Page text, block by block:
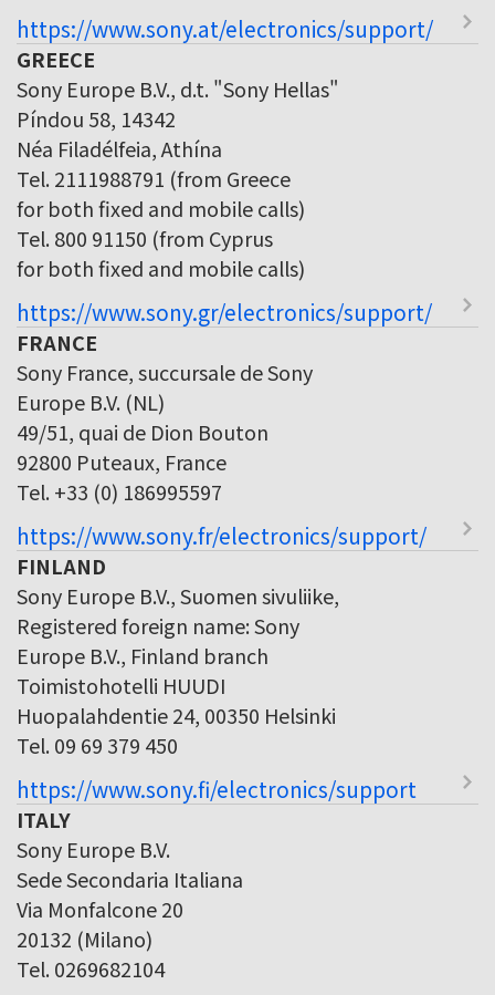
https://www.sony.at/electronics/support/
GREECE
Sony Europe B.V., d.t. "Sony Hellas"
Píndou 58, 14342
Néa Filadélfeia, Athína
Tel. 2111988791 (from Greece
for both fixed and mobile calls)
Tel. 800 91150 (from Cyprus
for both fixed and mobile calls)
https://www.sony.gr/electronics/support/
FRANCE
Sony France, succursale de Sony
Europe B.V. (NL)
49/51, quai de Dion Bouton
92800 Puteaux, France
Tel. +33 (0) 186995597
https://www.sony.fr/electronics/support/
FINLAND
Sony Europe B.V., Suomen sivuliike,
Registered foreign name: Sony
Europe B.V., Finland branch
Toimistohotelli HUUDI
Huopalahdentie 24, 00350 Helsinki
Tel. 09 69 379 450
https://www.sony.fi/electronics/support
ITALY
Sony Europe B.V.
Sede Secondaria Italiana
Via Monfalcone 20
20132 (Milano)
Tel. 0269682104